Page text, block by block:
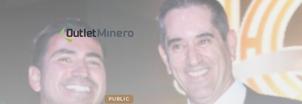
PUBLIC